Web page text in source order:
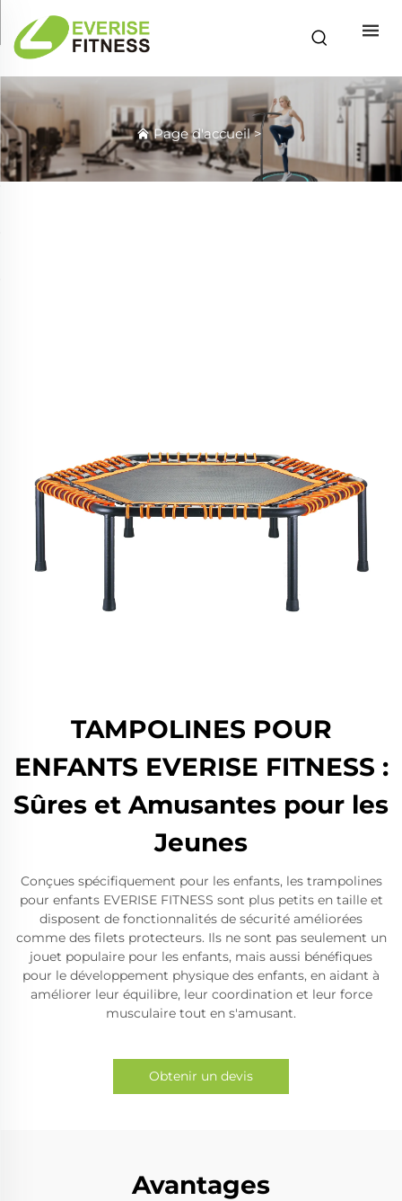
Page d'accueil>
TAMPOLINES POUR
ENFANTS EVERISE FITNESS :
Sûres et Amusantes pour les
Jeunes
Conçues spécifiquement pour les enfants, les trampolines
pour enfants EVERISE FITNESS sont plus petits en taille et
disposent de fonctionnalités de sécurité améliorées
comme des filets protecteurs. Ils ne sont pas seulement un
jouet populaire pour les enfants, mais aussi bénéfiques
pour le développement physique des enfants, en aidant à
améliorer leur équilibre, leur coordination et leur force
musculaire tout en s'amusant.
Obtenir un devis
Avantages